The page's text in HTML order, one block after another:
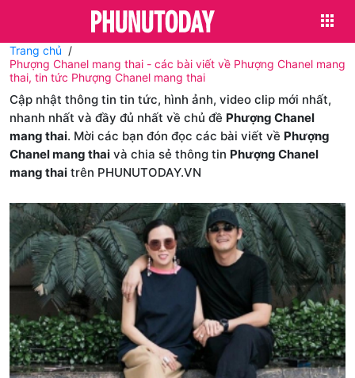
Trang chủ
Phượng Chanel mang thai - các bài viết về Phượng Chanel mang
thai, tin tức Phượng Chanel mang thai
Cập nhật thông tin tin tức, hình ảnh, video clip mới nhất,
nhanh nhất và đầy đủ nhất về chủ đề Phượng Chanel
mang thai. Mời các bạn đón đọc các bài viết về Phượng
Chanel mang thai và chia sẻ thông tin Phượng Chanel
mang thai trên PHUNUTODAY.VN